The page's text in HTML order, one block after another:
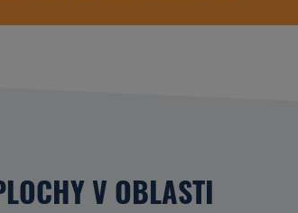
V OBLASTI